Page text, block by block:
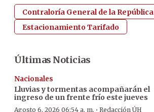
Contraloría General de la República
Estacionamiento Tarifado
Últimas Noticias
Nacionales
Lluvias y tormentas acompañarán el
ingreso de un frente frío este jueves
Agosto 6, 2026 06:54 a. m. Redacción ÚH